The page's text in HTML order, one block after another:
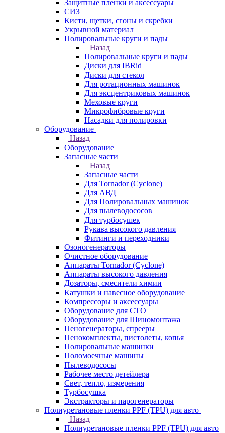
Защитные пленки и аксессуары
СИЗ
Кисти, щетки, сгоны и скребки
Укрывной материал
Полировальные круги и пады
Назад
Полировальные круги и пады
Диски для IBRid
Диски для стекол
Для ротационных машинок
Для эксцентриковых машинок
Меховые круги
Микрофибровые круги
Насадки для полировки
Оборудование
Назад
Оборудование
Запасные части
Назад
Запасные части
Для Tornador (Cyclone)
Для АВД
Для Полировальных машинок
Для пылеводососов
Для турбосушек
Рукава высокого давления
Фитинги и переходники
Озоногенераторы
Очистное оборудование
Аппараты Tornador (Cyclone)
Аппараты высокого давления
Дозаторы, смесители химии
Катушки и навесное оборудование
Компрессоры и аксессуары
Оборудование для СТО
Оборудование для Шиномонтажа
Пеногенераторы, спрееры
Пенокомплекты, пистолеты, копья
Полировальные машинки
Поломоечные машины
Пылеводососы
Рабочее место детейлера
Свет, тепло, измерения
Турбосушка
Экстракторы и парогенераторы
Полиуретановые пленки PPF (TPU) для авто
Назад
Полиуретановые пленки PPF (TPU) для авто